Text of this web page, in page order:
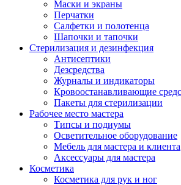
Маски и экраны
Перчатки
Салфетки и полотенца
Шапочки и тапочки
Стерилизация и дезинфекция
Антисептики
Дезсредства
Журналы и индикаторы
Кровоостанавливающие
Пакеты для стерилизации
Рабочее место мастера
Типсы и подиумы
Осветительное оборудование
Мебель для мастера и клиента
Аксессуары для мастера
Косметика
Косметика для рук и ног